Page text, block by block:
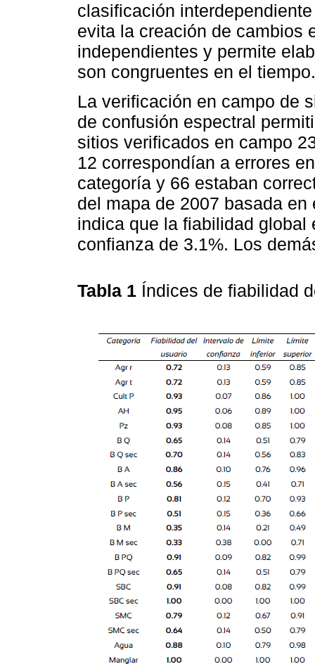
clasificación
evita la creación de cambios
independientes y permite
son congruentes en el tiempo.
La verificación en campo de
de confusión espectral
sitios verificados en campo
12 correspondían a errores
categoría y 66 estaban
del mapa de 2007 basada
indica que la fiabilidad global
confianza de 3.1%. Los
Tabla 1 Índices de fiabilidad